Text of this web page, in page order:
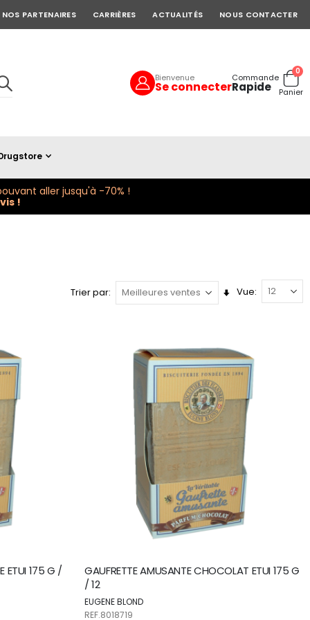
NOS PARTENAIRES CARRIÈRES ACTUALITÉS NOUS CONTACTER
Bienvenue
Se connecter
Commande
Rapide Cart
0
Panier
aller jusqu'à -70% !
!
Trier par Définir
Vue
ETUI 175 G /
GAUFRETTE AMUSANTE CHOCOLAT ETUI 175 G
/ 12
EUGENE BLOND
REF.8018719